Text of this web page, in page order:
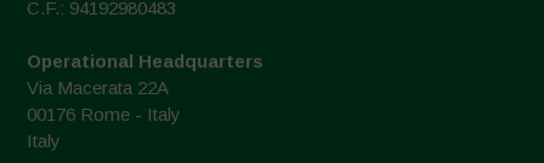
C.F.: 94192980483
Operational Headquarters
Via Macerata 22A
00176 Rome - Italy
Italy